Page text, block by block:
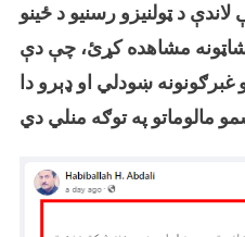
د ټولنیزو رسنیو د ځینو
مشاهده کړئ، چې دې
غبرګونونه ښودلي او ډېرو دا